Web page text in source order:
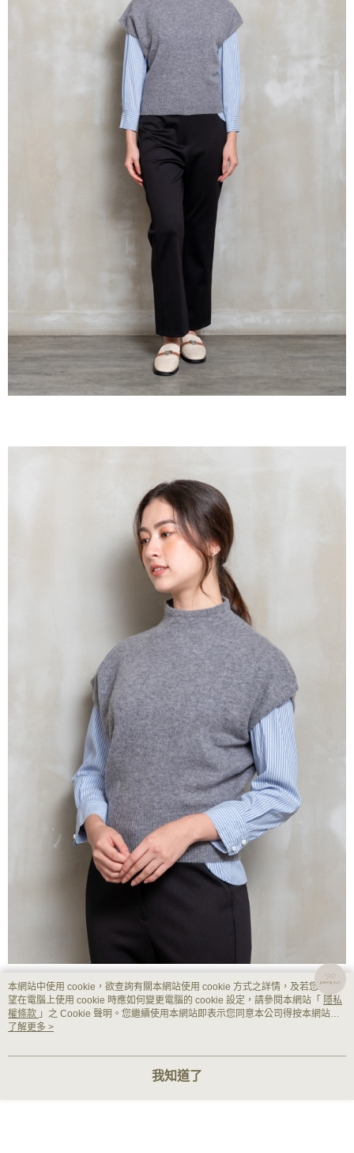
本網站中使用 cookie，欲查詢有關本網站使用 cookie 方式之詳情，及若您不希
望在電腦上使用 cookie 時應如何變更電腦的 cookie 設定，請參閱本網站「 隱私
權條款 」之 Cookie 聲明。您繼續使用本網站即表示您同意本公司得按本網站使
用條款之 Cookie 聲明使用 cookie。
了解更多 >
我知道了